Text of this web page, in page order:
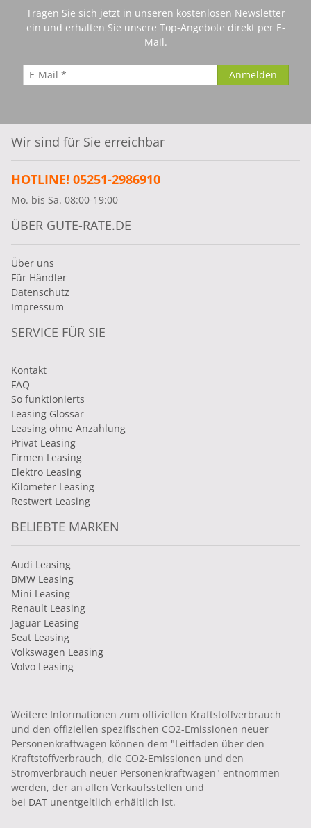
Tragen Sie sich jetzt in unseren kostenlosen Newsletter
ein und erhalten Sie unsere Top-Angebote direkt per E-
Mail.
Wir sind für Sie erreichbar
HOTLINE! 05251-2986910
Mo. bis Sa. 08:00-19:00
ÜBER GUTE-RATE.DE
Über uns
Für Händler
Datenschutz
Impressum
SERVICE FÜR SIE
Kontakt
FAQ
So funktionierts
Leasing Glossar
Leasing ohne Anzahlung
Privat Leasing
Firmen Leasing
Elektro Leasing
Kilometer Leasing
Restwert Leasing
BELIEBTE MARKEN
Audi Leasing
BMW Leasing
Mini Leasing
Renault Leasing
Jaguar Leasing
Seat Leasing
Volkswagen Leasing
Volvo Leasing
Weitere Informationen zum offiziellen Kraftstoffverbrauch
und den offiziellen spezifischen CO2-Emissionen neuer
Personenkraftwagen können dem "Leitfaden über den
Kraftstoffverbrauch, die CO2-Emissionen und den
Stromverbrauch neuer Personenkraftwagen" entnommen
werden, der an allen Verkaufsstellen und
bei DAT unentgeltlich erhältlich ist.